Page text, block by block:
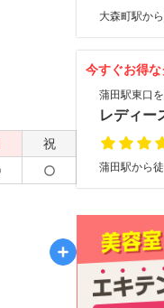
祝
大森町駅か
今すぐお得
蒲田駅東口
レディー
蒲田駅から